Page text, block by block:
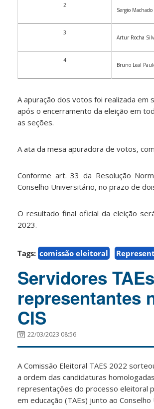
2
Sergio Machado
3
Artur Rocha
4
Bruno Leal
A apuração dos votos foi realizada em
após o encerramento da eleição em
as seções.
A ata da mesa apuradora de votos,
Conforme art. 33 da Resolução
Conselho Universitário, no prazo de
O resultado final oficial da eleição
2023.
Tags: comissão eleitoral
Servidores
representantes
CIS
22/03/2023 08:56
A Comissão Eleitoral TAES 2022
a ordem das candidaturas
representações do processo eleitoral
em educação (TAEs) junto ao